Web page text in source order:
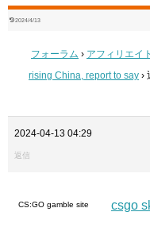
2024/4/13
フォーラム › アフィリエイ
rising China, report to say ›
2024-04-13 04:29
返信
CS:GO gamble site csgo